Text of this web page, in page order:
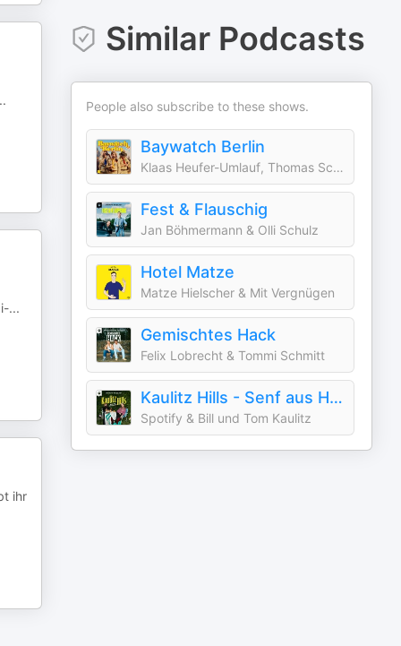
...
ihr
Similar Podcasts
People also subscribe to these shows.
Baywatch Berlin
Klaas Heufer-Umlauf, Thomas Schmitt, Jakob Lundt & Studio Bummens
Fest & Flauschig
Jan Böhmermann & Olli Schulz
Hotel Matze
Matze Hielscher & Mit Vergnügen
Gemischtes Hack
Felix Lobrecht & Tommi Schmitt
Kaulitz Hills - Senf aus Hollywood
Spotify & Bill und Tom Kaulitz